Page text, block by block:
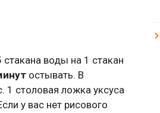
стакана воды на 1 стакан
остывать. В
1 столовая ложка уксуса
у вас нет рисового